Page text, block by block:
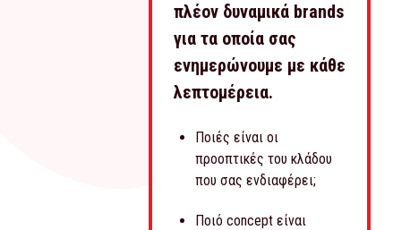
πλέον δυναμικά brands
για τα οποία σας
ενημερώνουμε με κάθε
λεπτομέρεια.
Ποιές είναι οι
προοπτικές του κλάδου
που σας ενδιαφέρει;
Ποιό concept είναι